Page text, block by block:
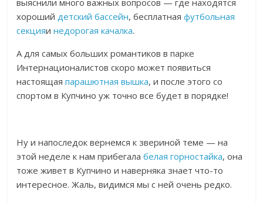
выяснили много важных вопросов — где находятся
хорошийдетский бассейн, бесплатнаяфутбольная
секцияинедорогая качалка.
А для самых больших романтиков в парке
Интернационалистов скоро может появиться
настоящаяпарашютная вышка, и после этого со
спортом в Купчино уж точно все будет в порядке!
Ну и напоследок вернемся к звериной теме — на
этой неделе к нам прибегалабелая горностайка, она
тоже живет в Купчино и наверняка знает что-то
интересное. Жаль, видимся мы с ней очень редко.